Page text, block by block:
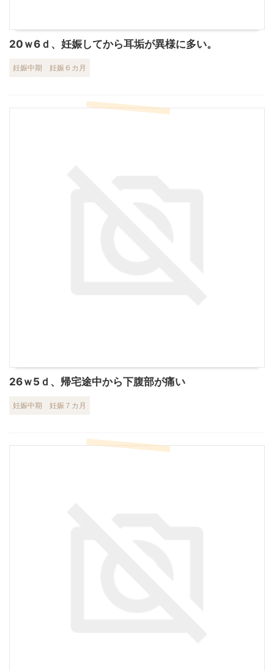
20ｗ6ｄ、妊娠してから耳垢が異様に多い。
妊娠中期 妊娠６カ月
26ｗ5ｄ、帰宅途中から下腹部が痛い
妊娠中期 妊娠７カ月